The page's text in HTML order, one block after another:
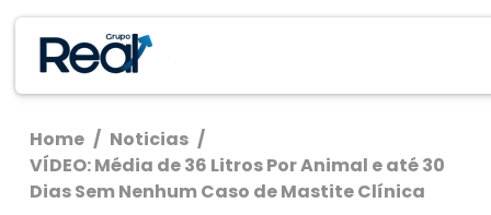
Home / Noticias /
VÍDEO: Média de 36 Litros Por Animal e até 30
Dias Sem Nenhum Caso de Mastite Clínica